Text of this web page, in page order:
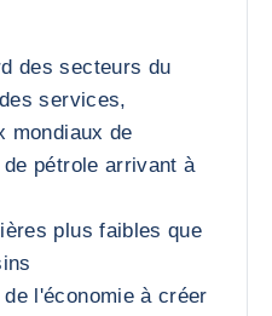
des secteurs du
services,
mondiaux de
pétrole arrivant à
plus faibles que
l'économie à créer